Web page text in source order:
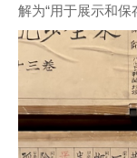
解为“用于展示和保